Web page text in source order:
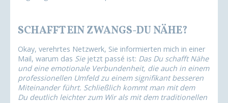
SCHAFFT EIN ZWANGS-DU NÄHE?
Okay, verehrtes Netzwerk, Sie informierten mich in einer
Mail, warum das Siejetzt passé ist: Das Du schafft Nähe
und eine emotionale Verbundenheit, die auch in einem
professionellen Umfeld zu einem signifikant besseren
Miteinander führt. Schließlich kommt man mit dem
Du deutlich leichter zum Wir als mit dem traditionellen